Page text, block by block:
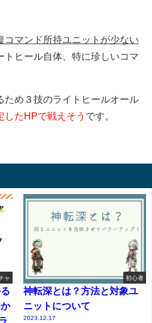
コマンド所持ユニットが少ない
トヒール自体、特に珍しいコマ
ため３技のライトヒールオール
したHPで戦えそう です。
ャ 初心者
神転深とは？方法と対象ユ
ニットについて
2023.12.17